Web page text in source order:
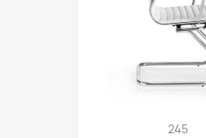
245